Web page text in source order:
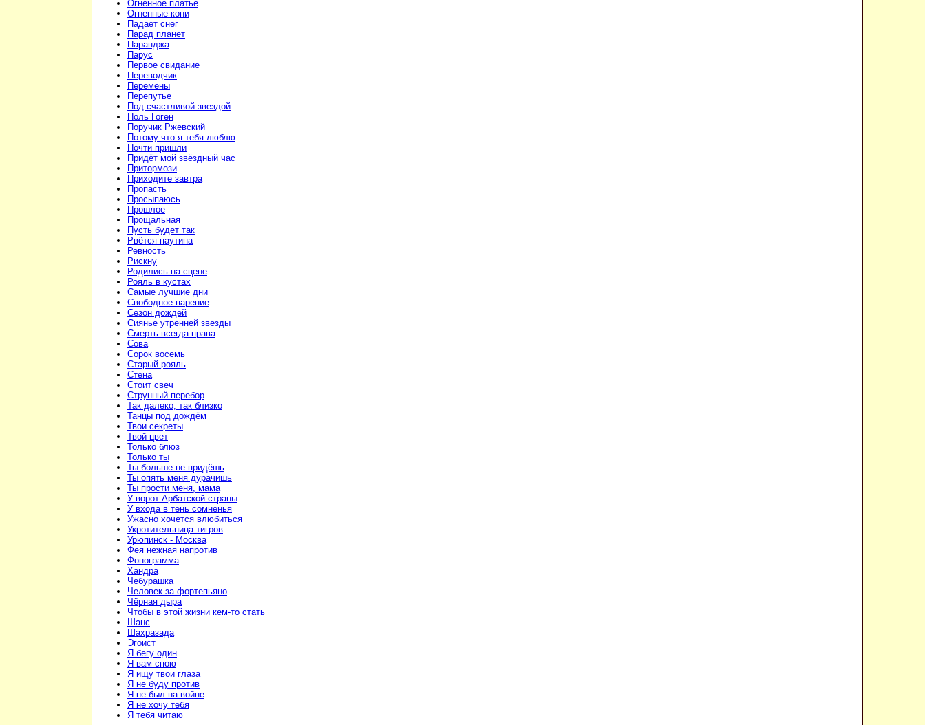
Огненное платье
Огненные кони
Падает снег
Парад планет
Паранджа
Парус
Первое свидание
Переводчик
Перемены
Перепутье
Под счастливой звездой
Поль Гоген
Поручик Ржевский
Потому что я тебя люблю
Почти пришли
Придёт мой звёздный час
Притормози
Приходите завтра
Пропасть
Просыпаюсь
Прошлое
Прощальная
Пусть будет так
Рвётся паутина
Ревность
Рискну
Родились на сцене
Рояль в кустах
Самые лучшие дни
Свободное парение
Сезон дождей
Сиянье утренней звезды
Смерть всегда права
Сова
Сорок восемь
Старый рояль
Стена
Стоит свеч
Струнный перебор
Так далеко, так близко
Танцы под дождём
Твои секреты
Твой цвет
Только блюз
Только ты
Ты больше не придёшь
Ты опять меня дурачишь
Ты прости меня, мама
У ворот Арбатской страны
У входа в тень сомненья
Ужасно хочется влюбиться
Укротительница тигров
Урюпинск - Москва
Фея нежная напротив
Фонограмма
Хандра
Чебурашка
Человек за фортепьяно
Чёрная дыра
Чтобы в этой жизни кем-то стать
Шанс
Шахразада
Эгоист
Я бегу один
Я вам спою
Я ищу твои глаза
Я не буду против
Я не был на войне
Я не хочу тебя
Я тебя читаю